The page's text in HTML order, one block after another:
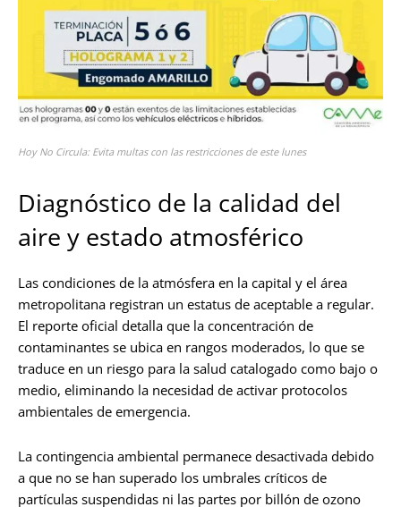
Hoy No Circula: Evita multas con las restricciones de este lunes
Diagnóstico de la calidad del
aire y estado atmosférico
Las condiciones de la atmósfera en la capital y el área
metropolitana registran un estatus de aceptable a regular.
El reporte oficial detalla que la concentración de
contaminantes se ubica en rangos moderados, lo que se
traduce en un riesgo para la salud catalogado como bajo o
medio, eliminando la necesidad de activar protocolos
ambientales de emergencia.
La contingencia ambiental permanece desactivada debido
a que no se han superado los umbrales críticos de
partículas suspendidas ni las partes por billón de ozono